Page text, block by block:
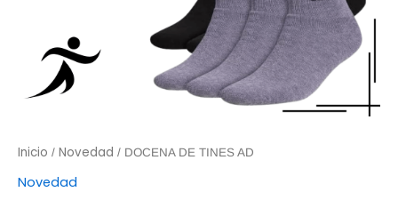
Inicio / Novedad / DOCENA DE TINES AD
Novedad